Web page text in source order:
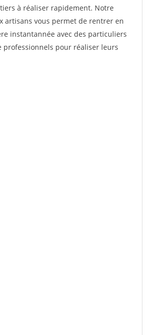
à réaliser rapidement. Notre
artisans vous permet de rentrer en
instantannée avec des particuliers
professionnels pour réaliser leurs